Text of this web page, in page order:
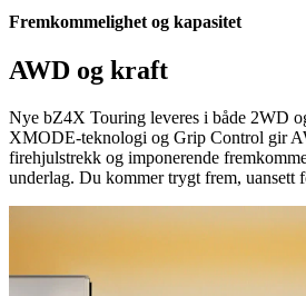
Fremkommelighet og kapasitet
AWD og kraft
Nye bZ4X Touring leveres i både 2WD
XMODE-teknologi og Grip Control gir
firehjulstrekk og imponerende
underlag. Du kommer trygt frem, uansett